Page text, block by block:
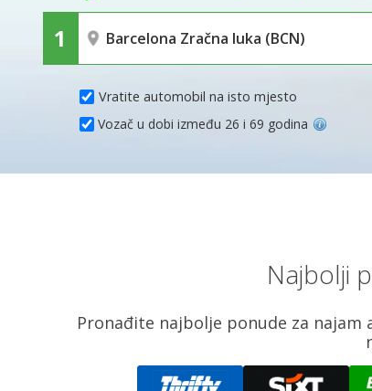
Vratite automobil na isto mjesto
Vozač u dobi između 26 i 69 godina
Najbolji
Pronađite najbolje ponude za